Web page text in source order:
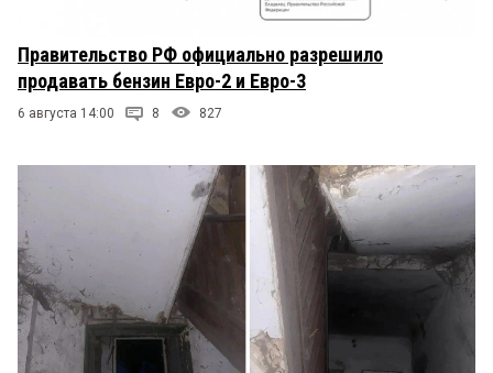
Правительство РФ официально разрешило
продавать бензин Евро-2 и Евро-3
6 августа 14:00 8 827